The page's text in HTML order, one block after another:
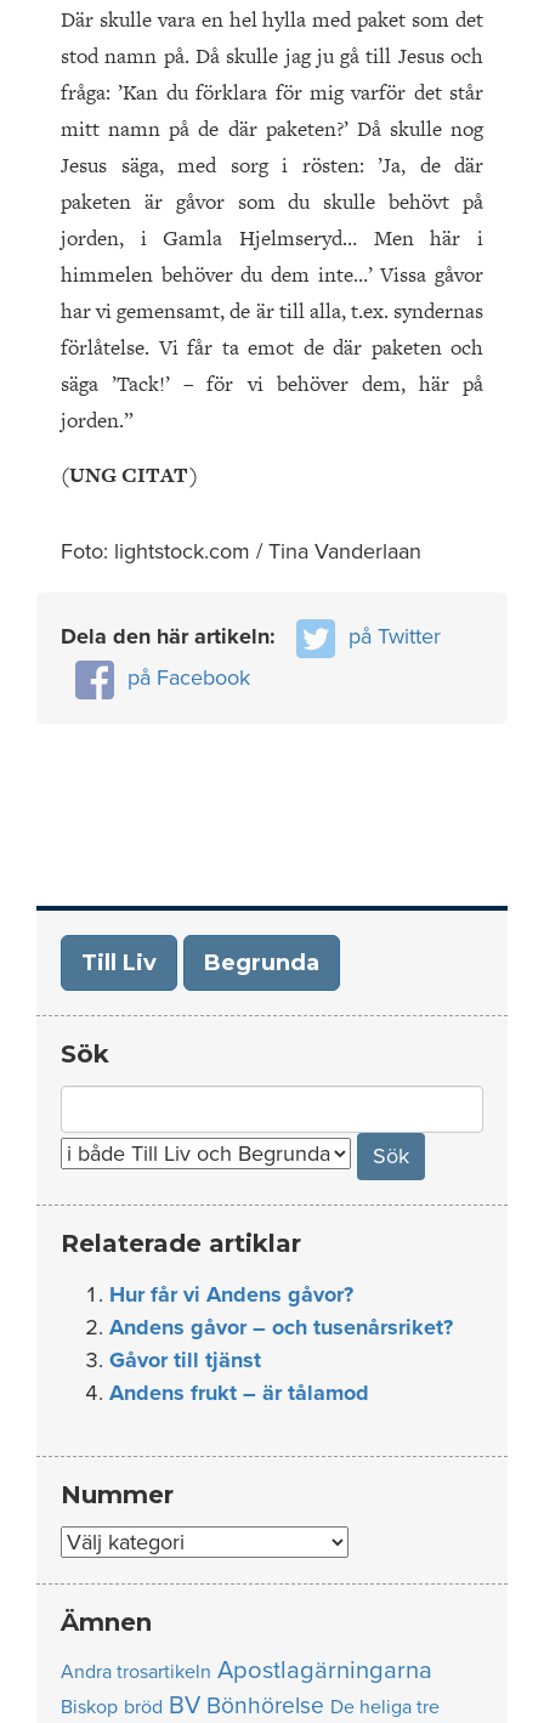
Där skulle vara en hel hylla med paket som det
stod namn på. Då skulle jag ju gå till Jesus och
fråga: ’Kan du förklara för mig varför det står
mitt namn på de där paketen?’ Då skulle nog
Jesus säga, med sorg i rösten: ’Ja, de där
paketen är gåvor som du skulle behövt på
jorden, i Gamla Hjelmseryd… Men här i
himmelen behöver du dem inte…’ Vissa gåvor
har vi gemensamt, de är till alla, t.ex. syndernas
förlåtelse. Vi får ta emot de där paketen och
säga ’Tack!’ – för vi behöver dem, här på
jorden.”
(UNG CITAT)
Foto: lightstock.com / Tina Vanderlaan
Dela den här artikeln:
på Twitter
på Facebook
Till Liv Begrunda
Sök
for:
Relaterade artiklar
Hur får vi Andens gåvor?
Andens gåvor – och tusenårsriket?
Gåvor till tjänst
Andens frukt – är tålamod
Nummer
Nummer
Ämnen
Andra trosartikeln Apostlagärningarna
Biskop bröd BV Bönhörelse De heliga tre